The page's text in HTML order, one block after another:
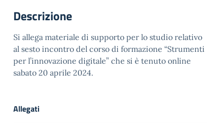
Descrizione
Si allega materiale di supporto per lo studio relativo
al sesto incontro del corso di formazione “Strumenti
per l’innovazione digitale” che si è tenuto online
sabato 20 aprile 2024.
Allegati